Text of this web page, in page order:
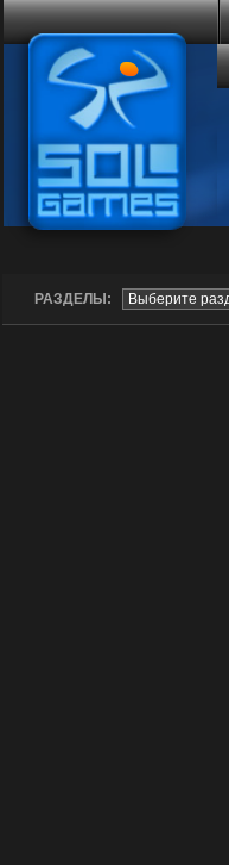
РАЗДЕЛЫ: